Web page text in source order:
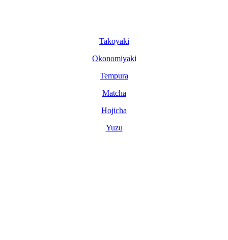
Tako­yaki
Okonomi­yaki
Tem­pura
Matcha
Hoji­cha
Yuzu